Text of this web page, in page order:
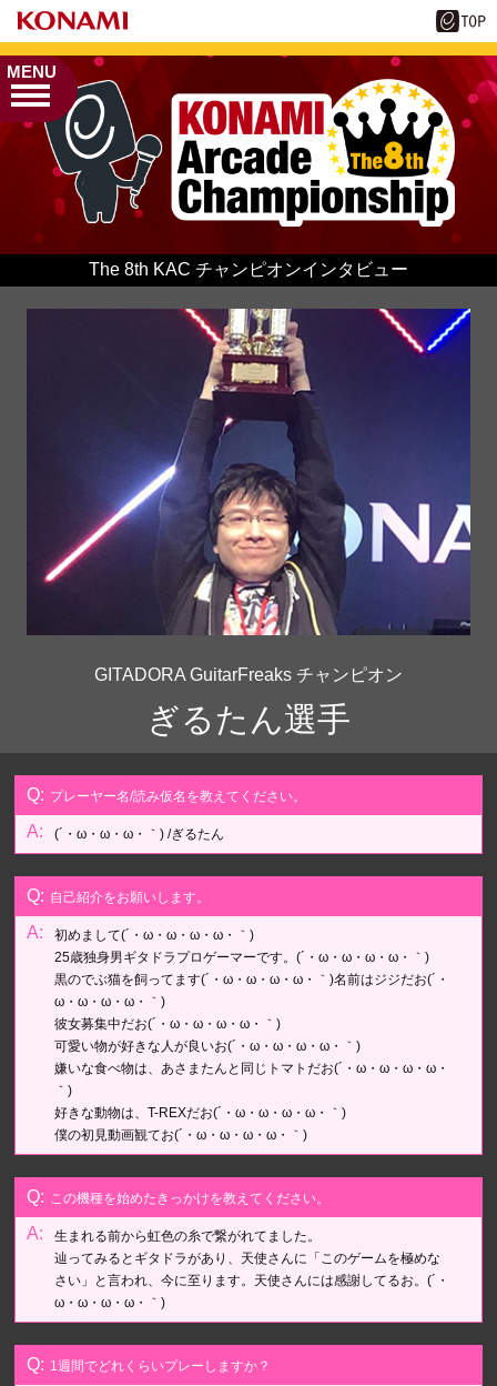
MENU
The 8th KAC チャンピオンインタビュー
GITADORA GuitarFreaks チャンピオン
ぎるたん選手
プレーヤー名/読み仮名を教えてください。
(´・ω・ω・ω・｀) /ぎるたん
自己紹介をお願いします。
初めまして(´・ω・ω・ω・ω・｀)
25歳独身男ギタドラプロゲーマーです。(´・ω・ω・ω・ω・｀)
黒のでぶ猫を飼ってます(´・ω・ω・ω・ω・｀)名前はジジだお(´・
ω・ω・ω・ω・｀)
彼女募集中だお(´・ω・ω・ω・ω・｀)
可愛い物が好きな人が良いお(´・ω・ω・ω・ω・｀)
嫌いな食べ物は、あさまたんと同じトマトだお(´・ω・ω・ω・ω・
｀)
好きな動物は、T-REXだお(´・ω・ω・ω・ω・｀)
僕の初見動画観てお(´・ω・ω・ω・ω・｀)
この機種を始めたきっかけを教えてください。
生まれる前から虹色の糸で繋がれてました。
辿ってみるとギタドラがあり、天使さんに「このゲームを極めな
さい」と言われ、今に至ります。天使さんには感謝してるお。(´・
ω・ω・ω・ω・｀)
1週間でどれくらいプレーしますか？